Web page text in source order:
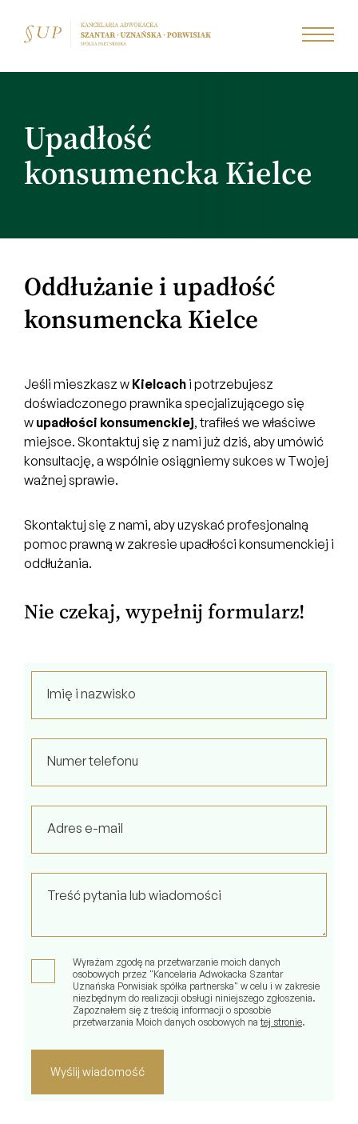
Upadłość
konsumencka Kielce
Oddłużanie i upadłość
konsumencka Kielce
Jeśli mieszkasz w Kielcach i potrzebujesz
doświadczonego prawnika specjalizującego się
w upadłości konsumenckiej, trafiłeś we właściwe
miejsce. Skontaktuj się z nami już dziś, aby umówić
konsultację, a wspólnie osiągniemy sukces w Twojej
ważnej sprawie.
Skontaktuj się z nami, aby uzyskać profesjonalną
pomoc prawną w zakresie upadłości konsumenckiej i
oddłużania.
Nie czekaj, wypełnij formularz!
e
a
v
e
i
Imię i nazwisko
Numer telefonu
Adres e-mail
Treść pytania lub wiadomości
Wyrażam zgodę na przetwarzanie moich danych
osobowych przez "Kancelaria Adwokacka Szantar
Uznańska Porwisiak spółka partnerska" w celu i w zakresie
niezbędnym do realizacji obsługi niniejszego zgłoszenia.
Zapoznałem się z treścią informacji o sposobie
przetwarzania Moich danych osobowych natej stronie.